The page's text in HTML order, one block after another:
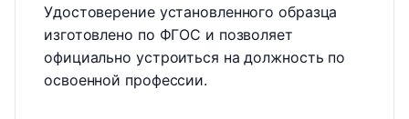
Удостоверение установленного образца
изготовлено по ФГОС и позволяет
официально устроиться на должность по
освоенной профессии.